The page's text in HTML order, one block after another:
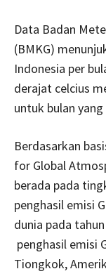
Data Badan
(BMKG)
Indonesia per
derajat celcius
untuk bulan
Berdasarkan
for Global
berada pada
penghasil emisi
dunia pada
penghasil emisi
Tiongkok,